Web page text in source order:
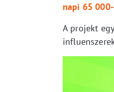
napi 65
A projekt